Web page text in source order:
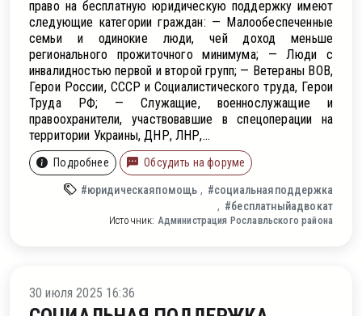
право на бесплатную юридическую поддержку имеют
следующие категории граждан: — Малообеспеченные
семьи и одинокие люди, чей доход меньше
регионального прожиточного минимума; — Люди с
инвалидностью первой и второй групп; — Ветераны ВОВ,
Герои России, СССР и Социалистического труда, Герои
Труда РФ; — Служащие, военнослужащие и
правоохранители, участвовавшие в спецоперации на
территории Украины, ДНР, ЛНР,...
Подробнее Обсудить на форуме
#юридическаяпомощь
#социальнаяподдержка
#бесплатныйадвокат
Источник: Администрация Рославльского района
30 июля 2025 16:36